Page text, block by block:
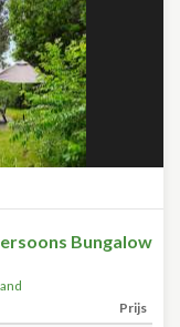
Bungalow
Prijs